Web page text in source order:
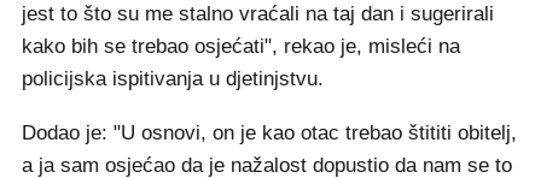
jest to što su me stalno vraćali na taj dan i sugerirali
kako bih se trebao osjećati", rekao je, misleći na
policijska ispitivanja u djetinjstvu.
Dodao je: "U osnovi, on je kao otac trebao štititi obitelj,
a ja sam osjećao da je nažalost dopustio da nam se to